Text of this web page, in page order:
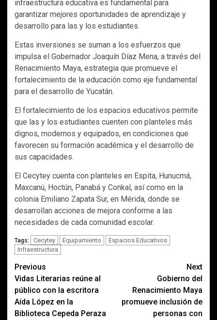
infraestructura educativa es fundamental para
garantizar mejores oportunidades de aprendizaje y
desarrollo para las y los estudiantes.
Estas inversiones se suman a los esfuerzos que
impulsa el Gobernador Joaquín Díaz Mena, a través del
Renacimiento Maya, estrategia que promueve el
fortalecimiento de la educación como eje fundamental
para el desarrollo de Yucatán.
El fortalecimiento de los espacios educativos permite
que las y los estudiantes cuenten con planteles más
dignos, modernos y equipados, en condiciones que
favorecen su formación académica y el desarrollo de
sus capacidades.
El Cecytey cuenta con planteles en Espita, Hunucmá,
Maxcanú, Hoctún, Panabá y Conkal, así como en la
colonia Emiliano Zapata Sur, en Mérida, donde se
desarrollan acciones de mejora conforme a las
necesidades de cada comunidad escolar.
Tags: Cecytey Equipamiento
Espacios Educativos
Infraestructura
Post
navigation
Previous
Vidas Literarias reúne al
público con la escritora
Aída López en la
Biblioteca Cepeda Peraza
Next
Gobierno del
Renacimiento Maya
promueve inclusión de
personas con